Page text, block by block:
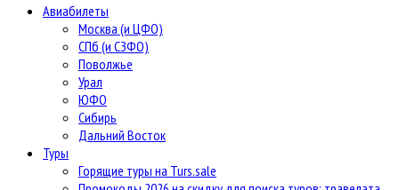
Авиабилеты
Москва (и ЦФО)
СПб (и СЗФО)
Поволжье
Урал
ЮФО
Сибирь
Дальний Восток
Туры
Горящие туры на Turs.sale